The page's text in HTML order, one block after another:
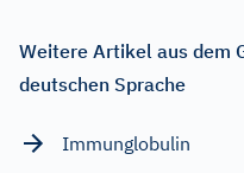
Weitere Artikel aus dem
deutschen Sprache
Immunglobulin